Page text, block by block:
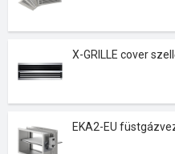
X-GRILLE cover
EKA2-EU